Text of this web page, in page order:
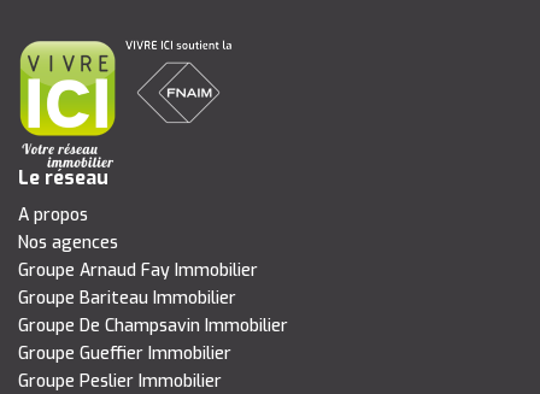
Le réseau
A propos
Nos agences
Groupe Arnaud Fay Immobilier
Groupe Bariteau Immobilier
Groupe De Champsavin Immobilier
Groupe Gueffier Immobilier
Groupe Peslier Immobilier